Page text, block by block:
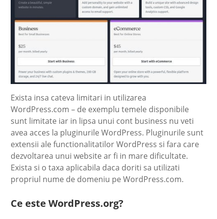
Exista insa cateva limitari in utilizarea
WordPress.com – de exemplu temele disponibile
sunt limitate iar in lipsa unui cont business nu veti
avea acces la pluginurile WordPress. Pluginurile sunt
extensii ale functionalitatilor WordPress si fara care
dezvoltarea unui website ar fi in mare dificultate.
Exista si o taxa aplicabila daca doriti sa utilizati
propriul nume de domeniu pe WordPress.com.
Ce este WordPress.org?